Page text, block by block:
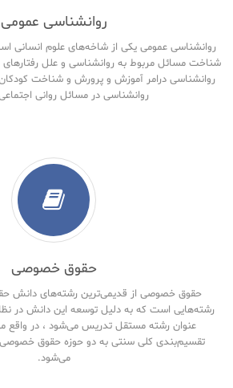
روانشناسی عمومی
روانشناسی عمومی یکی از شاخه‌های علوم
شناخت مسائل مربوط به روانشناسی و علل رفتارهای
روانشناسی درامر آموزش و پرورش و شناخت کودکان
روانشناسی در مسائل روانی
حقوق خصوصی
حقوق خصوصی از قدیمی‌ترین رشته‌های دانش
رشته‌هایی است که به دلیل توسعه این دانش در
عنوان رشته مستقل تدریس می‌شود ، در واقع
تقسیم‌بندی کلی سنتی به دو حوزه حقوق
می‌شود.